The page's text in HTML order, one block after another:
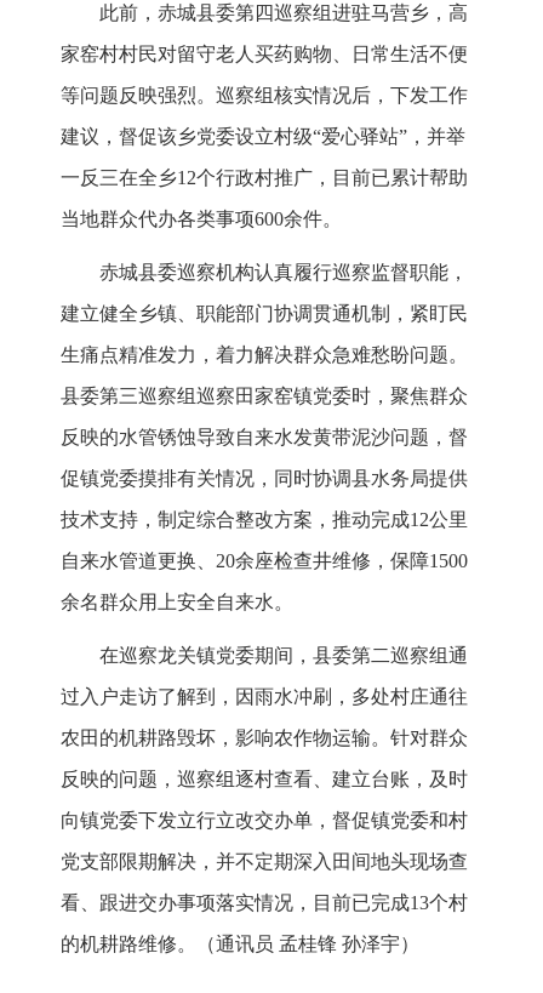
此前，赤城县委第四巡察组进驻马营乡，高
家窑村村民对留守老人买药购物、日常生活不便
等问题反映强烈。巡察组核实情况后，下发工作
建议，督促该乡党委设立村级“爱心驿站”，并举
一反三在全乡12个行政村推广，目前已累计帮助
当地群众代办各类事项600余件。
赤城县委巡察机构认真履行巡察监督职能，
建立健全乡镇、职能部门协调贯通机制，紧盯民
生痛点精准发力，着力解决群众急难愁盼问题。
县委第三巡察组巡察田家窑镇党委时，聚焦群众
反映的水管锈蚀导致自来水发黄带泥沙问题，督
促镇党委摸排有关情况，同时协调县水务局提供
技术支持，制定综合整改方案，推动完成12公里
自来水管道更换、20余座检查井维修，保障1500
余名群众用上安全自来水。
在巡察龙关镇党委期间，县委第二巡察组通
过入户走访了解到，因雨水冲刷，多处村庄通往
农田的机耕路毁坏，影响农作物运输。针对群众
反映的问题，巡察组逐村查看、建立台账，及时
向镇党委下发立行立改交办单，督促镇党委和村
党支部限期解决，并不定期深入田间地头现场查
看、跟进交办事项落实情况，目前已完成13个村
的机耕路维修。（通讯员 孟桂锋 孙泽宇）